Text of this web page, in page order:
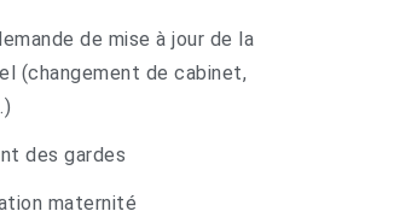
de mise à jour de la
(changement de cabinet,
des gardes
maternité